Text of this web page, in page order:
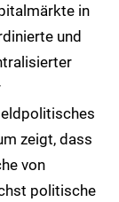
in
und
zeigt, dass
von
politische